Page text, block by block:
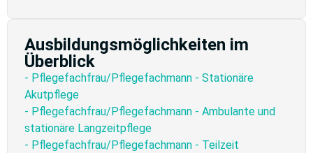
Ausbildungsmöglichkeiten im
Überblick
- Pflegefachfrau/Pflegefachmann - Stationäre
Akutpflege
- Pflegefachfrau/Pflegefachmann - Ambulante und
stationäre Langzeitpflege
- Pflegefachfrau/Pflegefachmann - Teilzeit